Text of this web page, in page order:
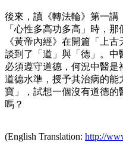
後來，讀《轉法輪》第一講
「心性多高功多高」時，
《黃帝內經》在開篇「上
談到了「道」與「德」。
必須遵守道德，何況中醫
道德水準，授予其治病的能
寶」，試想一個沒有道德的
嗎？
(English Translation: http://